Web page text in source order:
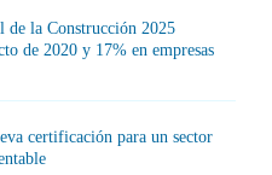
de la Construcción 2025
de 2020 y 17% en empresas
certificación para un sector